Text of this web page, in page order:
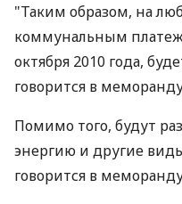
"Таким образом, на
коммунальным
октября 2010 года,
говорится в
Помимо того, будут
энергию и другие
говорится в